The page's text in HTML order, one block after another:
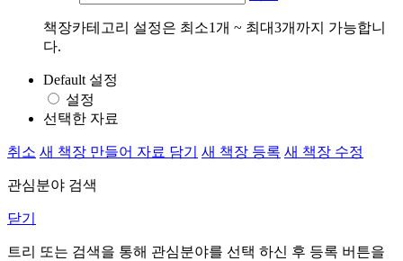
책장카테고리 설정은 최소1개 ~ 최대3개까지 가능합니
다.
Default 설정
설정
선택한 자료
취소 새 책장 만들어 자료 담기 새 책장 등록 새 책장 수정
관심분야 검색
닫기
트리 또는 검색을 통해 관심분야를 선택 하신 후 등록 버튼을